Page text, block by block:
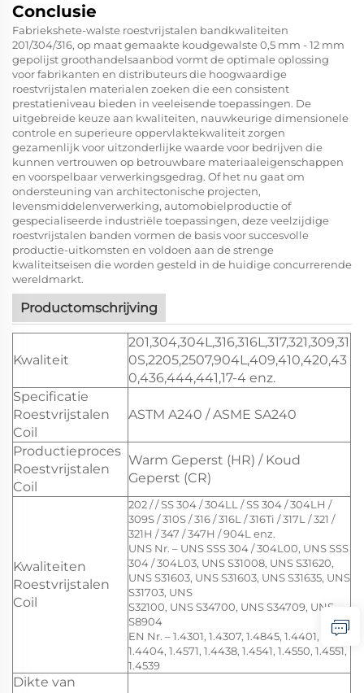
Conclusie
Fabriekshete-walste roestvrijstalen bandkwaliteiten
201/304/316, op maat gemaakte koudgewalste 0,5 mm - 12 mm
gepolijst groothandelsaanbod vormt de optimale oplossing
voor fabrikanten en distributeurs die hoogwaardige
roestvrijstalen materialen zoeken die een consistent
prestatieniveau bieden in veeleisende toepassingen. De
uitgebreide keuze aan kwaliteiten, nauwkeurige dimensionele
controle en superieure oppervlaktekwaliteit zorgen
gezamenlijk voor uitzonderlijke waarde voor bedrijven die
kunnen vertrouwen op betrouwbare materiaaleigenschappen
en voorspelbaar verwerkingsgedrag. Of het nu gaat om
ondersteuning van architectonische projecten,
levensmiddelenverwerking, automobielproductie of
gespecialiseerde industriële toepassingen, deze veelzijdige
roestvrijstalen banden vormen de basis voor succesvolle
productie-uitkomsten en voldoen aan de strenge
kwaliteitseisen die worden gesteld in de huidige concurrerende
wereldmarkt.
Productomschrijving
Kwaliteit
201,304,304L,316,316L,317,321,309,31
0S,2205,2507,904L,409,410,420,43
0,436,444,441,17-4 enz.
Specificatie
Roestvrijstalen
Coil
ASTM A240 / ASME SA240
Productieproces
Roestvrijstalen
Coil
Warm Geperst (HR) / Koud
Geperst (CR)
Kwaliteiten
Roestvrijstalen
Coil
202 / / SS 304 / 304LL / SS 304 / 304LH /
309S / 310S / 316 / 316L / 316Ti / 317L / 321 /
321H / 347 / 347H / 904L enz.
UNS Nr. – UNS SSS 304 / 304L00, UNS SSS
304 / 304L03, UNS S31008, UNS S31620,
UNS S31603, UNS S31603, UNS S31635, UNS
S31703, UNS
S32100, UNS S34700, UNS S34709, UNS
S8904
EN Nr. – 1.4301, 1.4307, 1.4845, 1.4401,
1.4404, 1.4571, 1.4438, 1.4541, 1.4550, 1.4551,
1.4539
Dikte van